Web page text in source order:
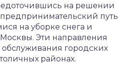
на решении
предпринимательский путь
на уборке снега и
Эти направления
городских
районах.